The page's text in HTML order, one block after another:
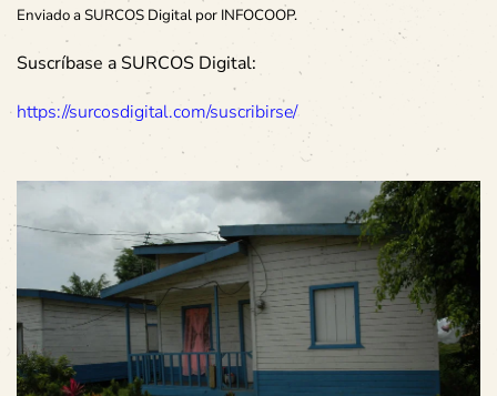
Enviado a SURCOS Digital por INFOCOOP.
Suscríbase a SURCOS Digital:
https://surcosdigital.com/suscribirse/